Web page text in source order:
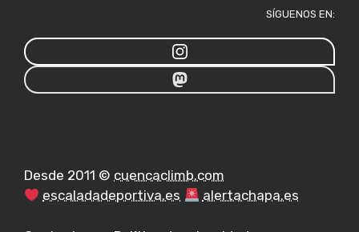
SÍGUENOS EN:
Desde 2011 © cuencaclimb.com
escaladadeportiva.es
alertachapa.es